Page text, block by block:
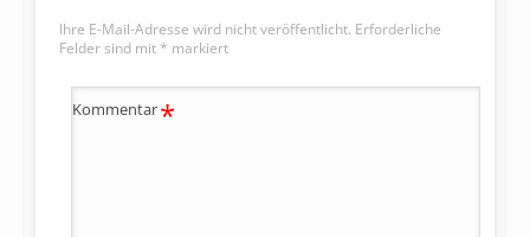
Ihre E-Mail-Adresse wird nicht veröffentlicht. Erforderliche
Felder sind mit * markiert
Kommentar*